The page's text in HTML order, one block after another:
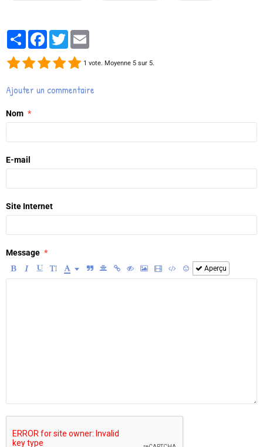
PartagerFacebook
Twitter
1 vote. Moyenne 5 sur 5.
Ajouter un commentaire
Nom
E-mail
Site Internet
Message
Aperçu